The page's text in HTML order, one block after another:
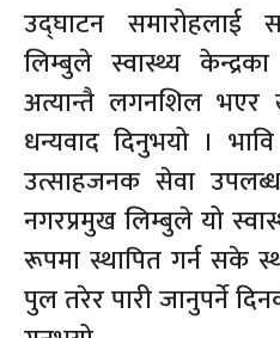
उद्घाटन समारोहलाई
लिम्बुले स्वास्थ्य
अत्यान्तै लगनशिल भएर
धन्यवाद दिनुभयो ।
उत्साहजनक सेवा
नगरप्रमुख लिम्बुले यो
रूपमा स्थापित गर्न सके
पुल तरेर पारी जानुपर्ने